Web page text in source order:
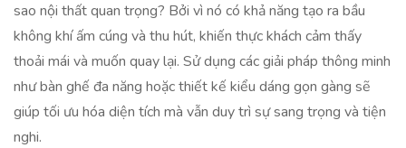
sao nội thất quan trọng? Bởi vì nó có khả năng tạo ra bầu
không khí ấm cúng và thu hút, khiến thực khách cảm thấy
thoải mái và muốn quay lại. Sử dụng các giải pháp thông minh
như bàn ghế đa năng hoặc thiết kế kiểu dáng gọn gàng sẽ
giúp tối ưu hóa diện tích mà vẫn duy trì sự sang trọng và tiện
nghi.